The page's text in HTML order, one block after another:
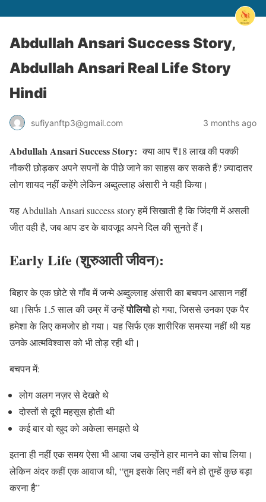
Abdullah Ansari Success Story,
Abdullah Ansari Real Life Story
Hindi
sufiyanftp3@gmail.com 3 months ago
Abdullah Ansari Success Story:क्या आप ₹18 लाख की पक्की
नौकरी छोड़कर अपने सपनों के पीछे जाने का साहस कर सकते हैं? ज़्यादातर
लोग शायद नहीं कहेंगे लेकिन अब्दुल्लाह अंसारी ने यही किया।
यह Abdullah Ansari success story हमें सिखाती है कि जिंदगी में असली
जीत वही है, जब आप डर के बावजूद अपने दिल की सुनते हैं।
Early Life (शुरुआती जीवन):
बिहार के एक छोटे से गाँव में जन्मे अब्दुल्लाह अंसारी का बचपन आसान नहीं
था।सिर्फ 1.5 साल की उम्र में उन्हेंपोलियोहो गया, जिससे उनका एक पैर
हमेशा के लिए कमजोर हो गया। यह सिर्फ एक शारीरिक समस्या नहीं थी यह
उनके आत्मविश्वास को भी तोड़ रही थी।
बचपन में:
लोग अलग नज़र से देखते थे
दोस्तों से दूरी महसूस होती थी
कई बार वो खुद को अकेला समझते थे
इतना ही नहीं एक समय ऐसा भी आया जब उन्होंने हार मानने का सोच लिया।
लेकिन अंदर कहीं एक आवाज थी, “तुम इसके लिए नहीं बने हो तुम्हें कुछ बड़ा
करना है”